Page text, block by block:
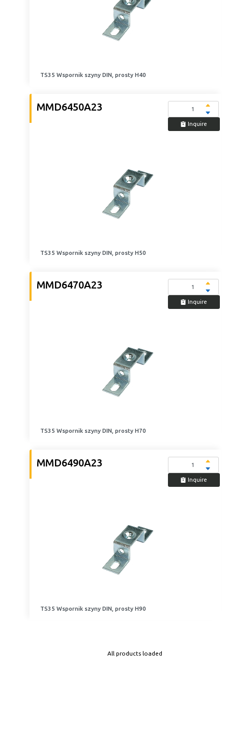
TS35 Wspornik szyny DIN, prosty H40
MMD6450A23
Inquire
TS35 Wspornik szyny DIN, prosty H50
MMD6470A23
Inquire
TS35 Wspornik szyny DIN, prosty H70
MMD6490A23
Inquire
TS35 Wspornik szyny DIN, prosty H90
All products loaded